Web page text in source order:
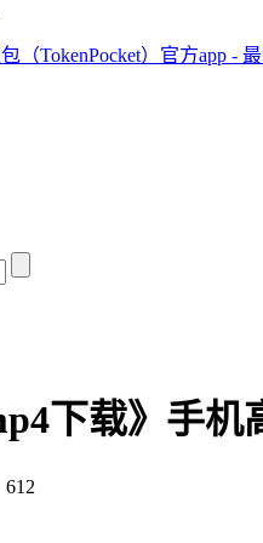
（TokenPocket）官方app -
下载》手